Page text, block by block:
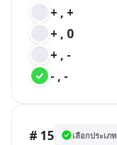
+ , +
+ , 0
+ , -
- , -
# 15 เลือกประเภท